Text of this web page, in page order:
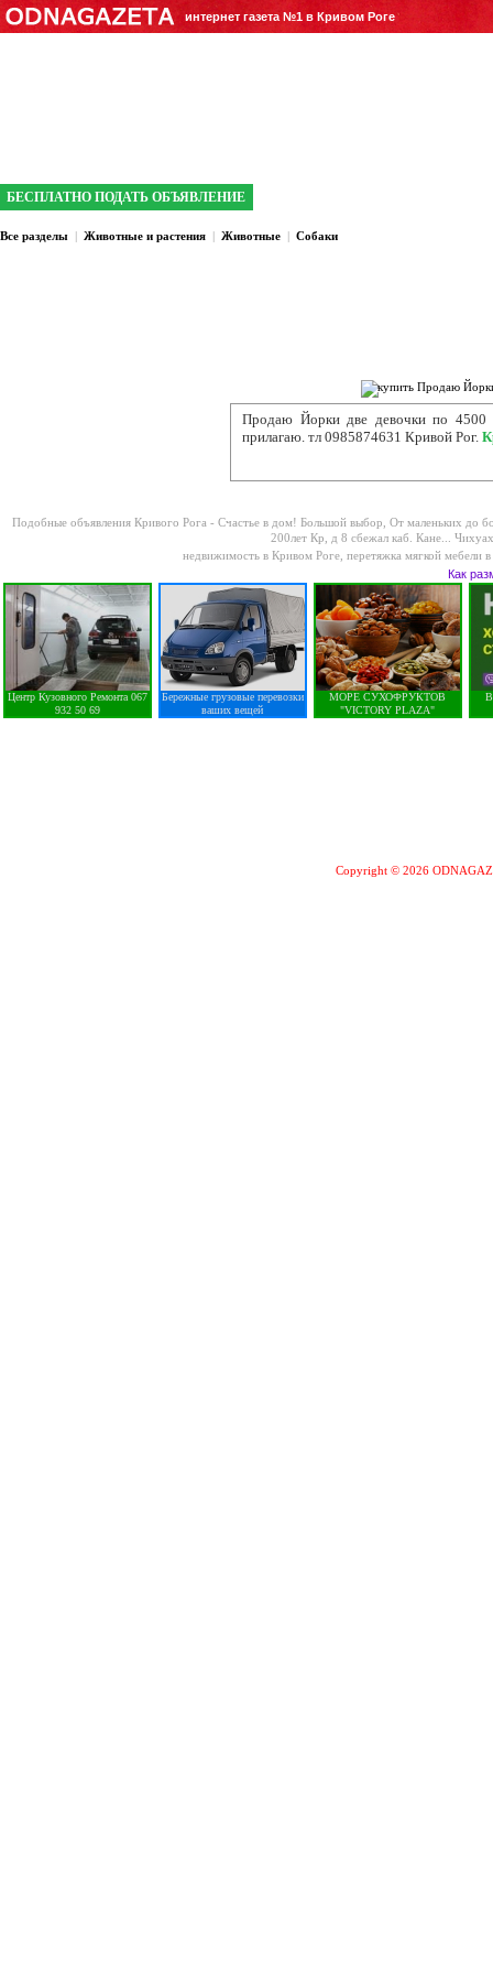
интернет газета №1 в Кривом Роге
БЕСПЛАТНО ПОДАТЬ ОБЪЯВЛЕНИЕ
Все разделы | Животные и растения | Животные | Собаки
Продаю Йорки две девочки по 4500
прилагаю. тл 0985874631 Кривой Рог.
Подобные объявления Кривого Рога - Счастье в дом! Большой выбор, От маленьких до
200лет Кр, д 8 сбежал каб. Кане...
недвижимость в Кривом Роге перетяжка мягкой мебели
Как
Центр Кузовного Ремонта 067
932 50 69
Бережные грузовые перевозки
ваших вещей
МОРЕ СУХОФРУКТОВ
"VICTORY PLAZA"
Copyright © 2026